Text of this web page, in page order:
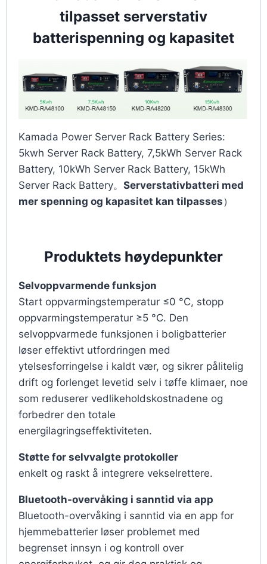
tilpasset serverstativ
batterispenning og kapasitet
Kamada Power Server Rack Battery Series:
5kwh Server Rack Battery, 7,5kWh Server Rack
Battery, 10kWh Server Rack Battery, 15kWh
Server Rack Battery。 Serverstativbatteri med
mer spenning og kapasitet kan tilpasses）
Produktets høydepunkter
Selvoppvarmende funksjon
Start oppvarmingstemperatur ≤0 °C, stopp
oppvarmingstemperatur ≥5 °C. Den
selvoppvarmede funksjonen i boligbatterier
løser effektivt utfordringen med
ytelsesforringelse i kaldt vær, og sikrer pålitelig
drift og forlenget levetid selv i tøffe klimaer, noe
som reduserer vedlikeholdskostnadene og
forbedrer den totale
energilagringseffektiviteten.
Støtte for selvvalgte protokoller
enkelt og raskt å integrere vekselrettere.
Bluetooth-overvåking i sanntid via app
Bluetooth-overvåking i sanntid via en app for
hjemmebatterier løser problemet med
begrenset innsyn i og kontroll over